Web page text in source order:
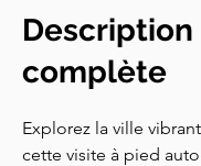
Description
complète
Explorez la ville
cette visite à pied